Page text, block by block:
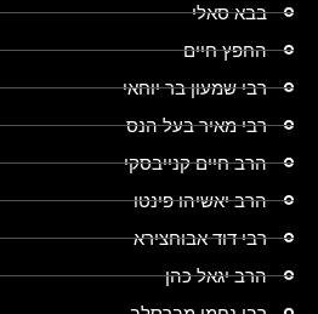
בבא סאלי
החפץ חיים
רבי שמעון בר יוחאי
רבי מאיר בעל הנס
הרב חיים קנייבסקי
הרב יאשיהו פינטו
רבי דוד אבוחצירא
הרב יגאל כהן